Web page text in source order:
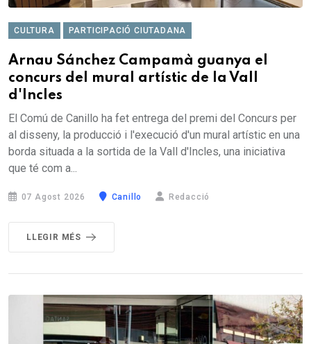
CULTURA PARTICIPACIÓ CIUTADANA
Arnau Sánchez Campamà guanya el
concurs del mural artístic de la Vall
d'Incles
El Comú de Canillo ha fet entrega del premi del Concurs per
al disseny, la producció i l'execució d'un mural artístic en una
borda situada a la sortida de la Vall d'Incles, una iniciativa
que té com a...
07 Agost 2026 Canillo Redacció
LLEGIR MÉS